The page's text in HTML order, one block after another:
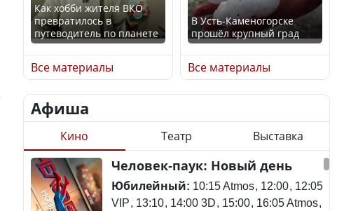
Министр рассказал, из
чего делают колбасу в
Казахстане
Министр объяснил,
почему казахстанские
товары могут стоить
дороже импортных
Луну признали объектом
культурного наследия,
находящегося под
угрозой исчезновения
Станет ли
метапневмовирус
эпидемией, рассказали в
ВОЗ
Как хобби жителя ВКО
превратилось в
путеводитель по планете
Все материалы
В Усть-Каменогорске
прошёл крупный град
Все материалы
Афиша
Кино Театр Выставка
Человек-паук: Новый день
Юбилейный: 10:15 Atmos 12:00 12:05
VIP 13:10 14:00 3D 15:00 16:05 Atmos